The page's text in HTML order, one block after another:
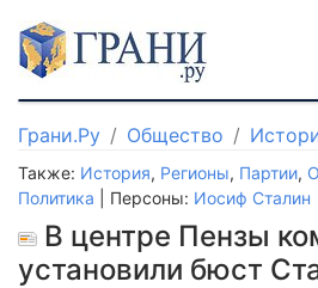
Грани.Ру Общество
Также: История, Регионы, Партии,
Политика | Персоны: Иосиф Сталин
В центре Пензы
установили бюст